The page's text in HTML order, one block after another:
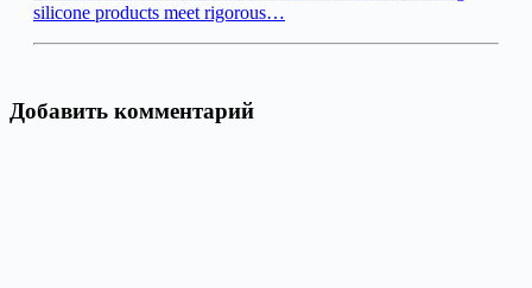
silicone products meet rigorous…
Добавить комментарий